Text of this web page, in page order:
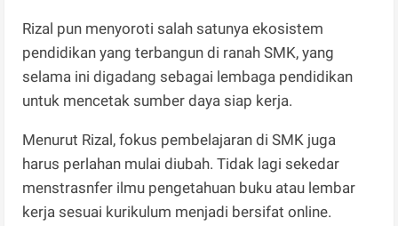
Rizal pun menyoroti salah satunya ekosistem
pendidikan yang terbangun di ranah SMK, yang
selama ini digadang sebagai lembaga pendidikan
untuk mencetak sumber daya siap kerja.
Menurut Rizal, fokus pembelajaran di SMK juga
harus perlahan mulai diubah. Tidak lagi sekedar
menstrasnfer ilmu pengetahuan buku atau lembar
kerja sesuai kurikulum menjadi bersifat online.